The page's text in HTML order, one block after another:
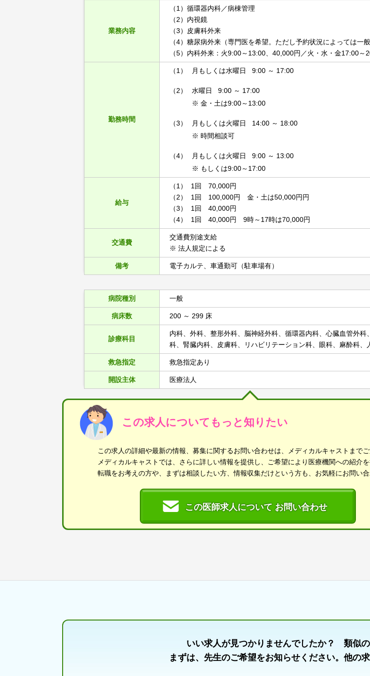
業務内容
（1）循環器内科／病棟管理
（2）内視鏡
（3）皮膚科外来
（4）糖尿病外来（専門医を希望。ただし予約状況によっては一
（5）内科外来：火9:00～13:00、40,000円／火・水・金17:00～
勤務時間
（1） 月もしくは水曜日 9:00 ～ 17:00
（2）
水曜日 9:00 ～ 17:00
※ 金・土は9:00～13:00
（3）
月もしくは火曜日 14:00 ～ 18:00
※ 時間相談可
（4）
月もしくは火曜日 9:00 ～ 13:00
※ もしくは9:00～17:00
給与
（1） 1回 70,000円
（2） 1回 100,000円 金・土は50,000円円
（3） 1回 40,000円
（4） 1回 40,000円 9時～17時は70,000円
交通費
交通費別途支給
※ 法人規定による
備考 電子カルテ、車通勤可（駐車場有）
病院種別 一般
病床数 200 ～ 299 床
診療科目
内科、外科、整形外科、脳神経外科、循環器内科、心臓血管外
科、腎臓内科、皮膚科、リハビリテーション科、眼科、麻酔科、
救急指定 救急指定あり
開設主体 医療法人
この求人についてもっと知りたい
この求人の詳細や最新の情報、募集に関するお問い合わせは、メディカルキャストまでご
メディカルキャストでは、さらに詳しい情報を提供し、ご希望により医療機関への紹介を
転職をお考えの方や、まずは相談したい方、情報収集だけという方も、お気軽にお問い合
この医師求人について お問い合わせ
いい求人が見つかりませんでしたか？ 類似の
まずは、先生のご希望をお知らせください。他の